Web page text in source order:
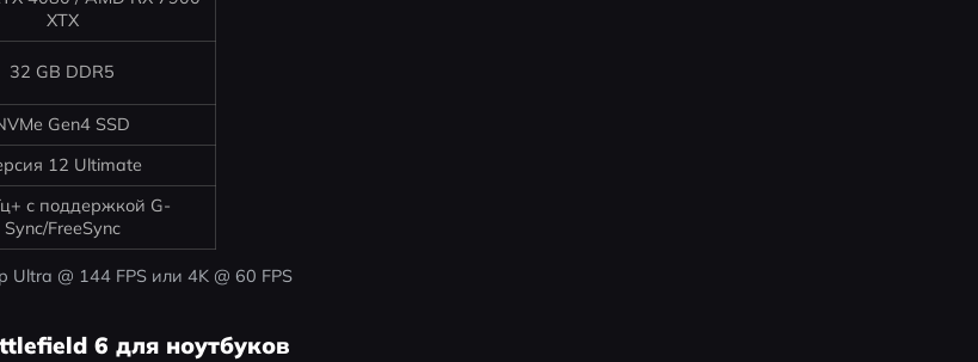
XTX
32 GB DDR5
Gen4 SSD
12 Ultimate
с поддержкой G-
Sync/FreeSync
Ultra @ 144 FPS или 4K @ 60 FPS
6 для ноутбуков